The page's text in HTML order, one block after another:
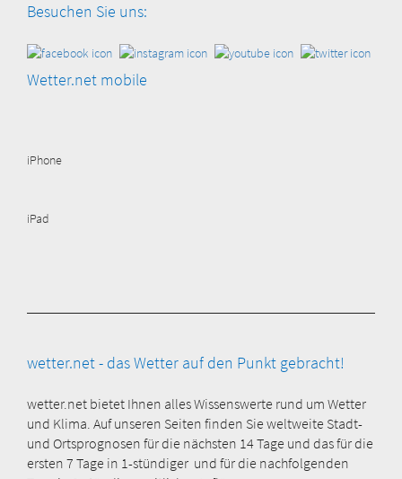
Besuchen Sie uns:
Wetter.net mobile
iPhone
iPad
wetter.net - das Wetter auf den Punkt gebracht!
wetter.net bietet Ihnen alles Wissenswerte rund um Wetter
und Klima. Auf unseren Seiten finden Sie weltweite Stadt-
und Ortsprognosen für die nächsten 14 Tage und das für die
ersten 7 Tage in 1-stündiger und für die nachfolgenden